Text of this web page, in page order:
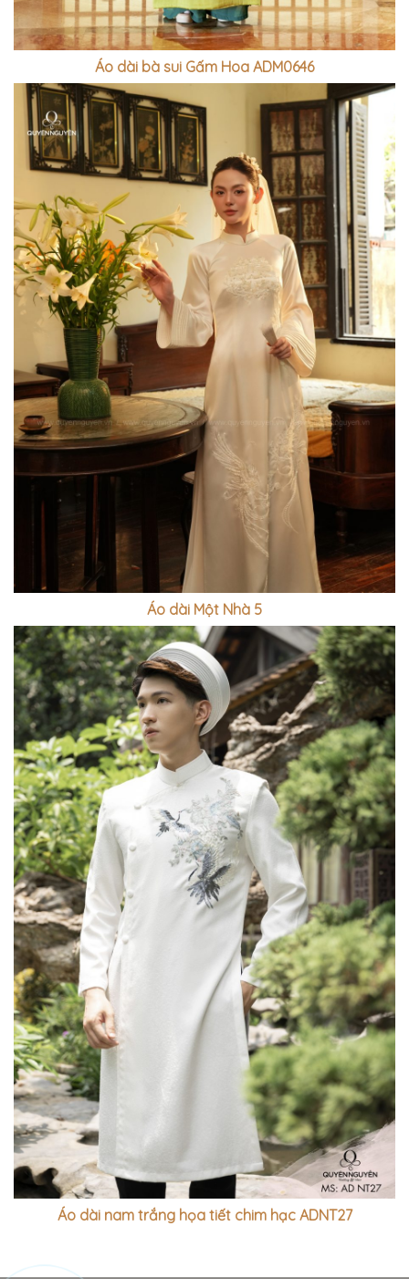
Áo dài bà sui Gấm Hoa ADM0646
Áo dài Một Nhà 5
Áo dài nam trắng họa tiết chim hạc ADNT27